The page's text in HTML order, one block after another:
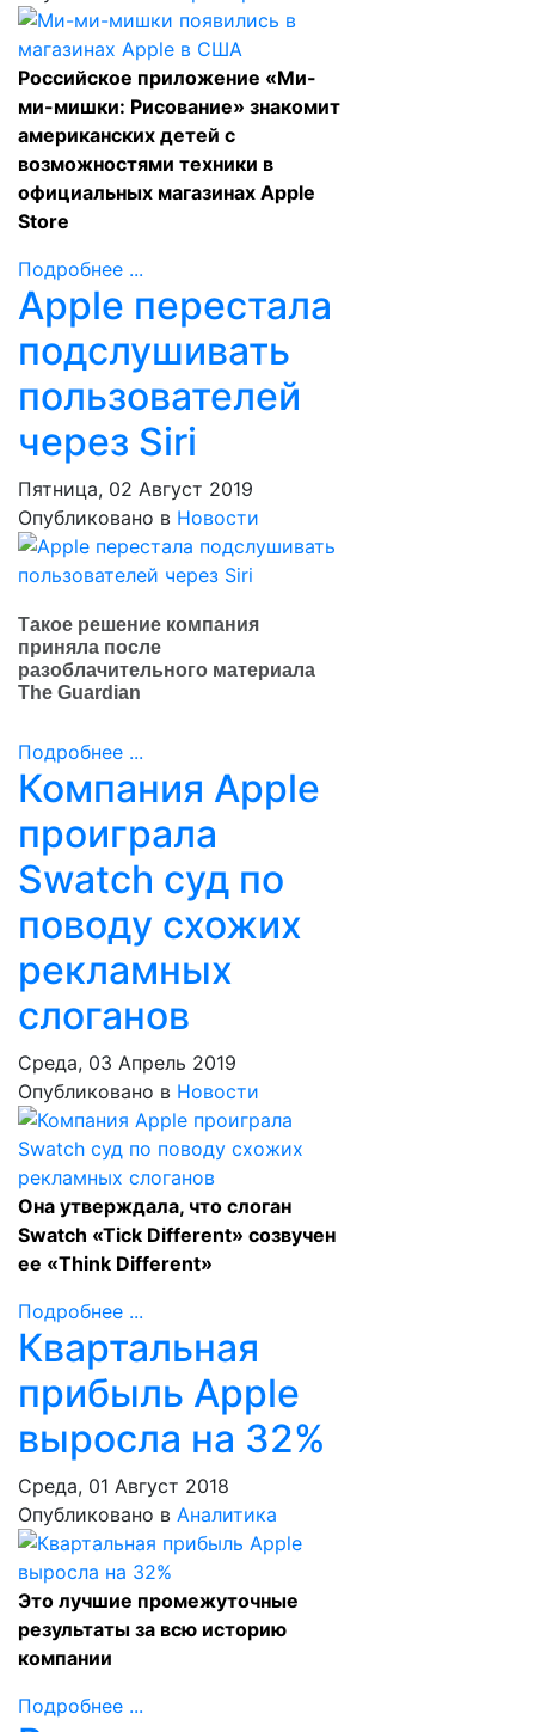
Российское приложение «Ми-
ми-мишки: Рисование» знакомит
американских детей с
возможностями техники в
официальных магазинах Apple
Store
Подробнее ...
Apple перестала
подслушивать
пользователей
через Siri
Пятница, 02 Август 2019
Опубликовано в Новости
Такое решение компания
приняла после
разоблачительного материала
The Guardian
Подробнее ...
Компания Apple
проиграла
Swatch суд по
поводу cхожих
рекламных
слоганов
Среда, 03 Апрель 2019
Опубликовано в Новости
Она утверждала, что слоган
Swatch «Tick Different» созвучен
ее «Think Different»
Подробнее ...
Квартальная
прибыль Apple
выросла на 32%
Среда, 01 Август 2018
Опубликовано в Аналитика
Это лучшие промежуточные
результаты за всю историю
компании
Подробнее ...